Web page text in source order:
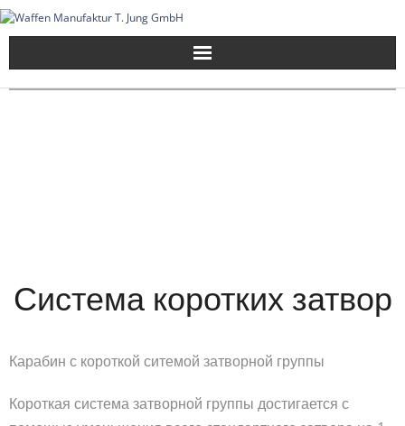
Skip
Система коротких затвор
Карабин с короткой ситемой затворной группы
Короткая система затворной группы достигается с